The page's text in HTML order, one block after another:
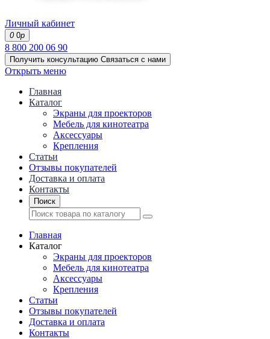
Личный кабинет
0 0р
8 800 200 06 90
Получить консультацию Связаться с нами
Открыть меню
Главная
Каталог
Экраны для проекторов
Mебель для кинотеатра
Аксессуары
Крепления
Статьи
Отзывы покупателей
Доставка и оплата
Контакты
Поиск
Главная
Каталог
Экраны для проекторов
Mебель для кинотеатра
Аксессуары
Крепления
Статьи
Отзывы покупателей
Доставка и оплата
Контакты